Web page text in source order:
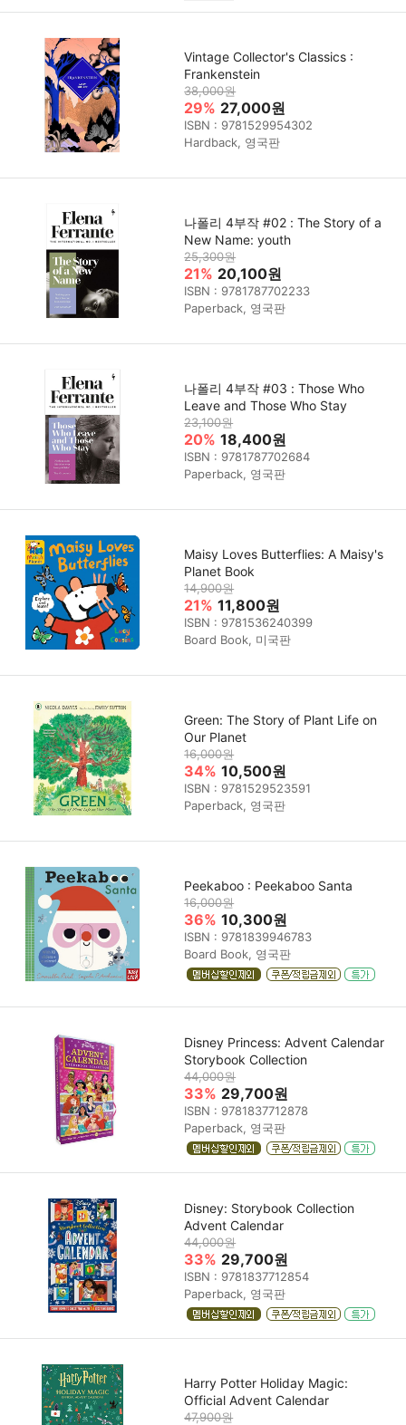
Vintage Collector's Classics :
Frankenstein
38,000원
29% 27,000원
ISBN : 9781529954302
Hardback, 영국판
나폴리 4부작 #02 : The Story of a
New Name: youth
25,300원
21% 20,100원
ISBN : 9781787702233
Paperback, 영국판
나폴리 4부작 #03 : Those Who
Leave and Those Who Stay
23,100원
20% 18,400원
ISBN : 9781787702684
Paperback, 영국판
Maisy Loves Butterflies: A Maisy's
Planet Book
14,900원
21% 11,800원
ISBN : 9781536240399
Board Book, 미국판
Green: The Story of Plant Life on
Our Planet
16,000원
34% 10,500원
ISBN : 9781529523591
Paperback, 영국판
Peekaboo : Peekaboo Santa
16,000원
36% 10,300원
ISBN : 9781839946783
Board Book, 영국판
Disney Princess: Advent Calendar
Storybook Collection
44,000원
33% 29,700원
ISBN : 9781837712878
Paperback, 영국판
Disney: Storybook Collection
Advent Calendar
44,000원
33% 29,700원
ISBN : 9781837712854
Paperback, 영국판
Harry Potter Holiday Magic:
Official Advent Calendar
47,900원